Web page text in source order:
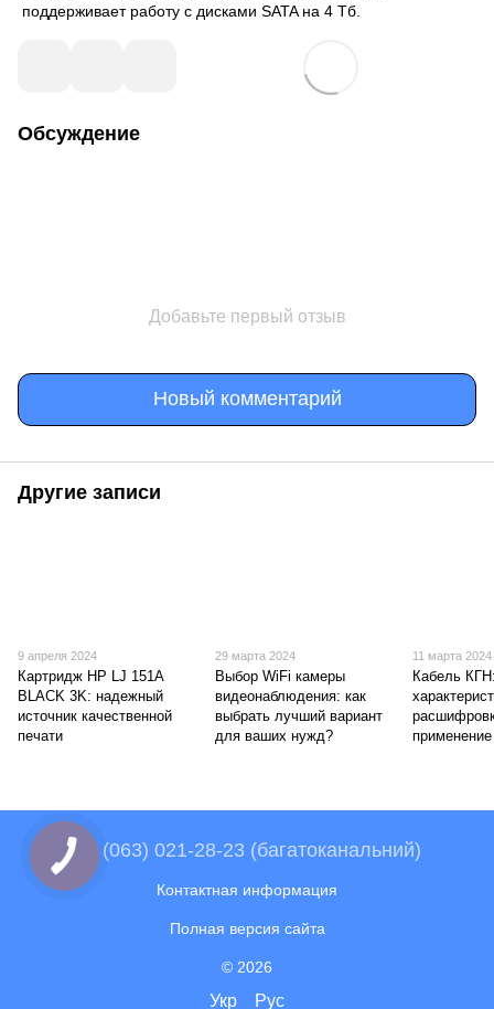
поддерживает работу с дисками SATA на 4 Тб.
Обсуждение
Добавьте первый отзыв
Новый комментарий
Другие записи
9 апреля 2024
Картридж HP LJ 151A
BLACK 3K: надежный
источник качественной
печати
29 марта 2024
Выбор WiFi камеры
видеонаблюдения: как
выбрать лучший вариант
для ваших нужд?
11 марта 2024
Кабель
применение
+38 (063) 021-28-23 (багатоканальний)
Контактная информация
Полная версия сайта
© 2026
Укр Рус